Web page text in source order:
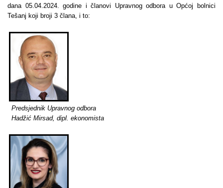
dana 05.04.2024. godine i članovi Upravnog odbora u Općoj bolnici
Tešanj koji broji 3 člana, i to:
Predsjednik Upravnog odbora
Hadžić Mirsad, dipl. ekonomista